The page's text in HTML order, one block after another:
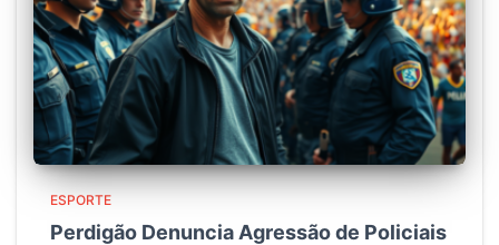
ESPORTE
Perdigão Denuncia Agressão de Policiais